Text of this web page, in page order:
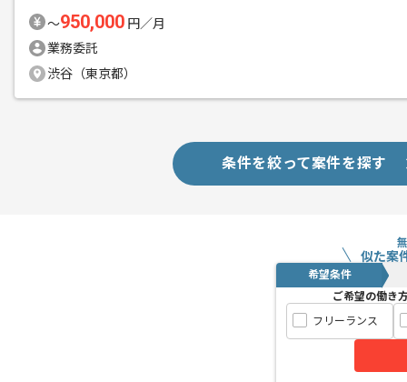
エージェントからのコ
メント
ギフト領域に特化し、大切な人へ想い
よりよいサービスの提供を目指して、
エンジニア主導のアイデアも歓迎される
モダンな技術や新しい仕組みを積極的
改善案や意見が歓迎され活発なコミュ
〜950,000 円／月
業務委託
渋谷（東京都）
条件を絞って案件を探す
似た案
希望条件
ご希望の働き
フリーランス